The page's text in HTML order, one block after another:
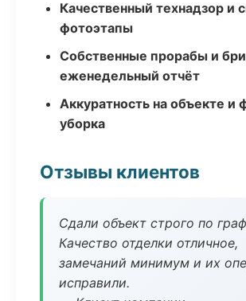
Качественный технадзор и
фотоэтапы
Собственные прорабы и
еженедельный отчёт
Аккуратность на объекте и
уборка
Отзывы клиентов
Сдали объект строго по
Качество отделки отличное,
замечаний минимум и их
исправили.